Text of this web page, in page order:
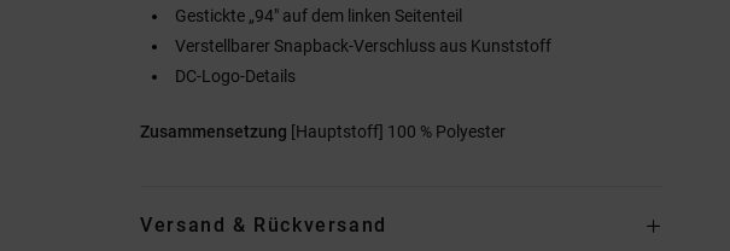
Gestickte „94" auf dem linken Seitenteil
Verstellbarer Snapback-Verschluss aus Kunststoff
DC-Logo-Details
Zusammensetzung [Hauptstoff] 100 % Polyester
Versand & Rückversand